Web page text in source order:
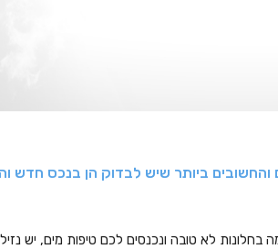
והחשובים ביותר שיש לבדוק הן בנכס חדש
בחלונות לא טובה ונכנסים לכם טיפות מים, יש